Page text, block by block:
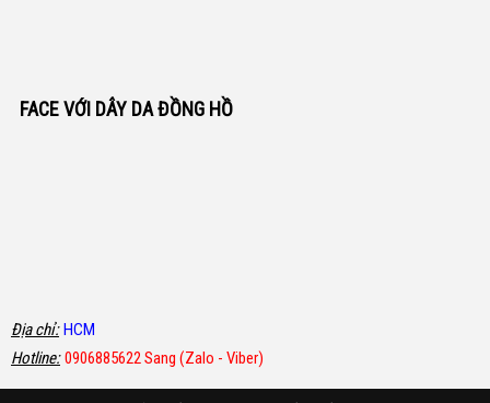
FACE VỚI DÂY DA ĐỒNG HỒ
Địa chỉ: HCM
Hotline: 0906885622 Sang (Zalo - Viber)